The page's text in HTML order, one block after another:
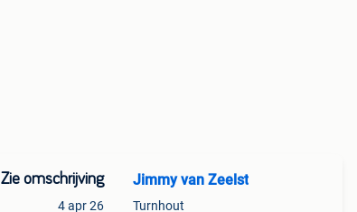
Zie omschrijving
4 apr 26
Jimmy van Zeelst
Turnhout